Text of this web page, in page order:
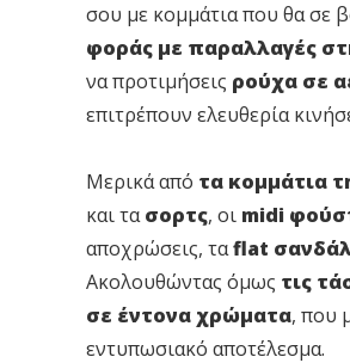
σου με κομμάτια που θα σε
φοράς με παραλλαγές
να προτιμήσεις ρούχα σε
επιτρέπουν ελευθερία
Μερικά από τα κομμάτια
και τασορτς, οι midi
αποχρώσεις, ταflat
Ακολουθώντας όμως τις
σε έντονα χρώματα, που
εντυπωσιακό αποτέλεσμα.